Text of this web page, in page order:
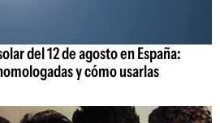
del 12 de agosto en España:
y cómo usarlas